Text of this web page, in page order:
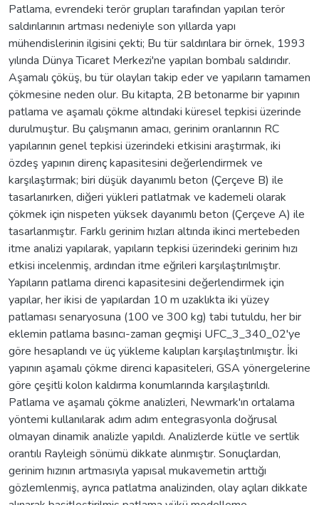
Patlama, evrendeki terör grupları tarafından yapılan terör
saldırılarının artması nedeniyle son yıllarda yapı
mühendislerinin ilgisini çekti; Bu tür saldırılara bir örnek, 1993
yılında Dünya Ticaret Merkezi'ne yapılan bombalı saldırıdır.
Aşamalı çöküş, bu tür olayları takip eder ve yapıların tamamen
çökmesine neden olur. Bu kitapta, 2B betonarme bir yapının
patlama ve aşamalı çökme altındaki küresel tepkisi üzerinde
durulmuştur. Bu çalışmanın amacı, gerinim oranlarının RC
yapılarının genel tepkisi üzerindeki etkisini araştırmak, iki
özdeş yapının direnç kapasitesini değerlendirmek ve
karşılaştırmak; biri düşük dayanımlı beton (Çerçeve B) ile
tasarlanırken, diğeri yükleri patlatmak ve kademeli olarak
çökmek için nispeten yüksek dayanımlı beton (Çerçeve A) ile
tasarlanmıştır. Farklı gerinim hızları altında ikinci mertebeden
itme analizi yapılarak, yapıların tepkisi üzerindeki gerinim hızı
etkisi incelenmiş, ardından itme eğrileri karşılaştırılmıştır.
Yapıların patlama direnci kapasitesini değerlendirmek için
yapılar, her ikisi de yapılardan 10 m uzaklıkta iki yüzey
patlaması senaryosuna (100 ve 300 kg) tabi tutuldu, her bir
eklemin patlama basıncı-zaman geçmişi UFC_3_340_02'ye
göre hesaplandı ve üç yükleme kalıpları karşılaştırılmıştır. İki
yapının aşamalı çökme direnci kapasiteleri, GSA yönergelerine
göre çeşitli kolon kaldırma konumlarında karşılaştırıldı.
Patlama ve aşamalı çökme analizleri, Newmark'ın ortalama
yöntemi kullanılarak adım adım entegrasyonla doğrusal
olmayan dinamik analizle yapıldı. Analizlerde kütle ve sertlik
orantılı Rayleigh sönümü dikkate alınmıştır. Sonuçlardan,
gerinim hızının artmasıyla yapısal mukavemetin arttığı
gözlemlenmiş, ayrıca patlatma analizinden, olay açıları dikkate